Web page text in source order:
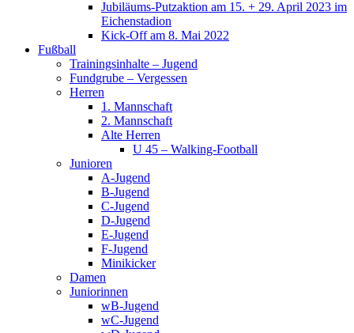
Jubiläums-Putzaktion am 15. + 29. April 2023 im
Eichenstadion
Kick-Off am 8. Mai 2022
Fußball
Trainingsinhalte – Jugend
Fundgrube – Vergessen
Herren
1. Mannschaft
2. Mannschaft
Alte Herren
U 45 – Walking-Football
Junioren
A-Jugend
B-Jugend
C-Jugend
D-Jugend
E-Jugend
F-Jugend
Minikicker
Damen
Juniorinnen
wB-Jugend
wC-Jugend